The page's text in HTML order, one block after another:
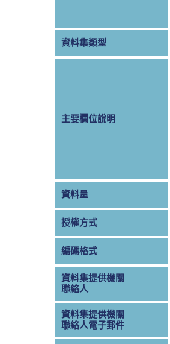
資料集類型
主要欄位說明
資料量
授權方式
編碼格式
資料集提供機關
聯絡人
資料集提供機關
聯絡人電子郵件